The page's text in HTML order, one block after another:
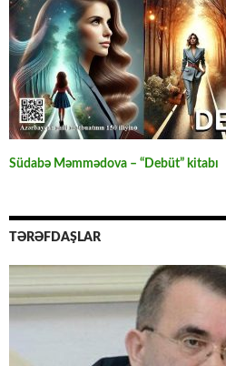
Südabə Məmmədova – “Debüt” kitabı
TƏRƏFDAŞLAR